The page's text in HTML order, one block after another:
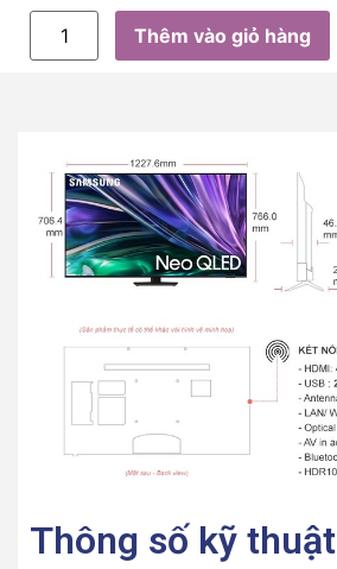
Thêm vào giỏ hàng
Thông số kỹ thuật